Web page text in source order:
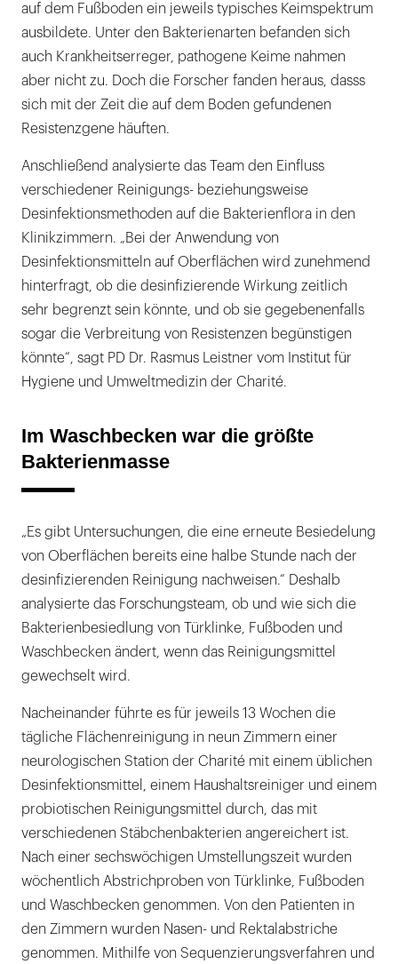
auf dem Fußboden ein jeweils typisches Keimspektrum
ausbildete. Unter den Bakterienarten befanden sich
auch Krankheitserreger, pathogene Keime nahmen
aber nicht zu. Doch die Forscher fanden heraus, dasss
sich mit der Zeit die auf dem Boden gefundenen
Resistenzgene häuften.
Anschließend analysierte das Team den Einfluss
verschiedener Reinigungs- beziehungsweise
Desinfektionsmethoden auf die Bakterienflora in den
Klinikzimmern. „Bei der Anwendung von
Desinfektionsmitteln auf Oberflächen wird zunehmend
hinterfragt, ob die desinfizierende Wirkung zeitlich
sehr begrenzt sein könnte, und ob sie gegebenenfalls
sogar die Verbreitung von Resistenzen begünstigen
könnte“, sagt PD Dr. Rasmus Leistner vom Institut für
Hygiene und Umweltmedizin der Charité.
Im Waschbecken war die größte
Bakterienmasse
„Es gibt Untersuchungen, die eine erneute Besiedelung
von Oberflächen bereits eine halbe Stunde nach der
desinfizierenden Reinigung nachweisen.“ Deshalb
analysierte das Forschungsteam, ob und wie sich die
Bakterienbesiedlung von Türklinke, Fußboden und
Waschbecken ändert, wenn das Reinigungsmittel
gewechselt wird.
Nacheinander führte es für jeweils 13 Wochen die
tägliche Flächenreinigung in neun Zimmern einer
neurologischen Station der Charité mit einem üblichen
Desinfektionsmittel, einem Haushaltsreiniger und einem
probiotischen Reinigungsmittel durch, das mit
verschiedenen Stäbchenbakterien angereichert ist.
Nach einer sechswöchigen Umstellungszeit wurden
wöchentlich Abstrichproben von Türklinke, Fußboden
und Waschbecken genommen. Von den Patienten in
den Zimmern wurden Nasen- und Rektalabstriche
genommen. Mithilfe von Sequenzierungsverfahren und